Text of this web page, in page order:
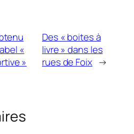
«
»
Des « boites à
livre » dans les
rues de Foix →